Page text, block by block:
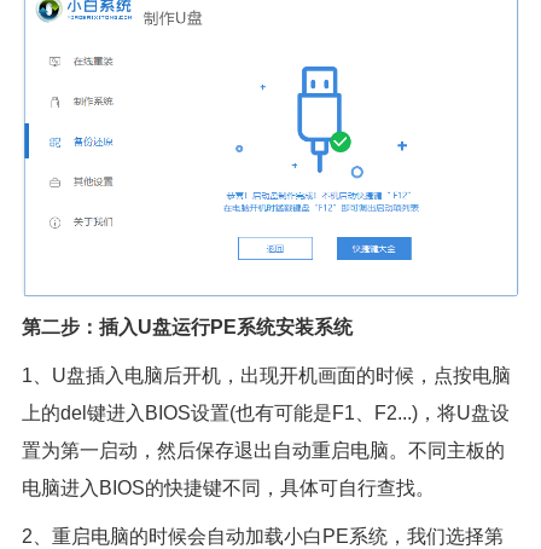
第二步：插入U盘运行PE系统安装系统
1、U盘插入电脑后开机，出现开机画面的时候，点按电脑
上的del键进入BIOS设置(也有可能是F1、F2...)，将U盘设
置为第一启动，然后保存退出自动重启电脑。不同主板的
电脑进入BIOS的快捷键不同，具体可自行查找。
2、重启电脑的时候会自动加载小白PE系统，我们选择第